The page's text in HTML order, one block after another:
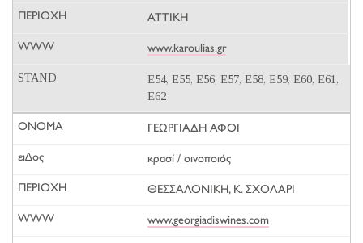
ΑΤΤΙΚΗ
www.karoulias.gr
E54, E55, E56, E57, E58, E59, E60, E61,
E62
ΓΕΩΡΓΙΑΔΗ ΑΦΟΙ
κρασί / οινοποιός
ΘΕΣΣΑΛΟΝΙΚΗ, Κ. ΣΧΟΛΑΡΙ
www.georgiadiswines.com